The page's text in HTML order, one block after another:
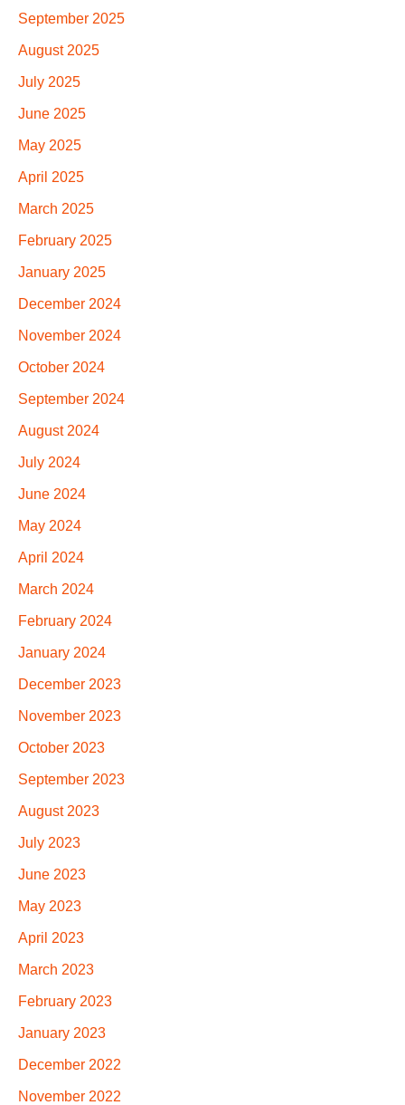
September 2025
August 2025
July 2025
June 2025
May 2025
April 2025
March 2025
February 2025
January 2025
December 2024
November 2024
October 2024
September 2024
August 2024
July 2024
June 2024
May 2024
April 2024
March 2024
February 2024
January 2024
December 2023
November 2023
October 2023
September 2023
August 2023
July 2023
June 2023
May 2023
April 2023
March 2023
February 2023
January 2023
December 2022
November 2022